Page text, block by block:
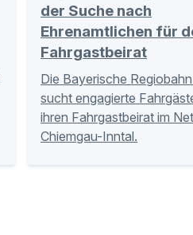
der Suche nach
Ehrenamtlichen für
Fahrgastbeirat
Die Bayerische
sucht engagierte
ihren Fahrgastbeirat im
Chiemgau-Inntal.